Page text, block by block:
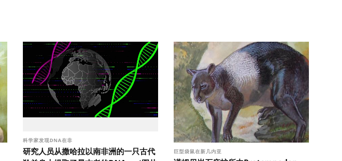
科学家发现DNA在非
研究人员从撒哈拉以南非洲的一只古代
巨型袋鼠在新几内亚